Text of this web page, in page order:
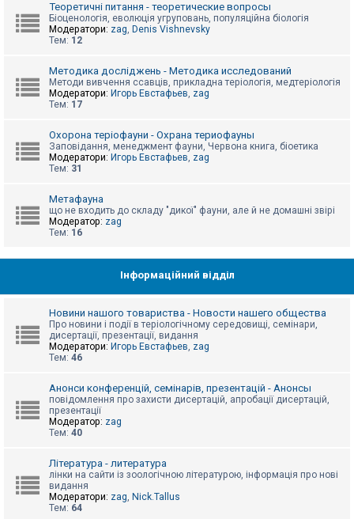
б
е
д
п
о
е
й
А
и
т
П
Теоретичні питання - теоретические вопросы
Біоценологія, еволюція угруповань, популяційна біологія
Модератори: zag, Denis Vishnevsky
Тем: 12
Методика досліджень - Методика исследований
Методи вивчення ссавців, прикладна теріологія, медтеріологія
Модератори: Игорь Евстафьев, zag
Тем: 17
Охорона теріофауни - Охрана териофауны
Заповідання, менеджмент фауни, Червона книга, біоетика
Модератори: Игорь Евстафьев, zag
Тем: 31
Метафауна
що не входить до складу "дикої" фауни, але й не домашні звірі
Модератор: zag
Тем: 16
Інформаційний відділ
Новини нашого товариства - Новости нашего общества
Про новини і події в теріологічному середовищі, семінари,
дисертації, презентації, видання
Модератори: Игорь Евстафьев, zag
Тем: 46
Анонси конференцій, семінарів, презентацій - Анонсы
повідомлення про захисти дисертацій, апробації дисертацій,
презентації
Модератор: zag
Тем: 40
Література - литература
лінки на сайти із зоологічною літературою, інформація про нові
видання
Модератори: zag, Nick.Tallus
Тем: 64